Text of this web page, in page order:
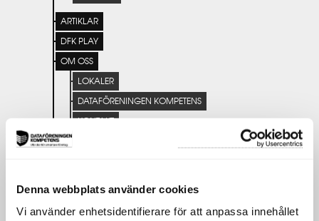
Denna webbplats använder cookies
Vi använder enhetsidentifierare för att anpassa innehållet
ARTIKLAR
DFK PLAY
OM OSS
LOKALER
DATAFÖRENINGEN KOMPETENS
KONTAKT